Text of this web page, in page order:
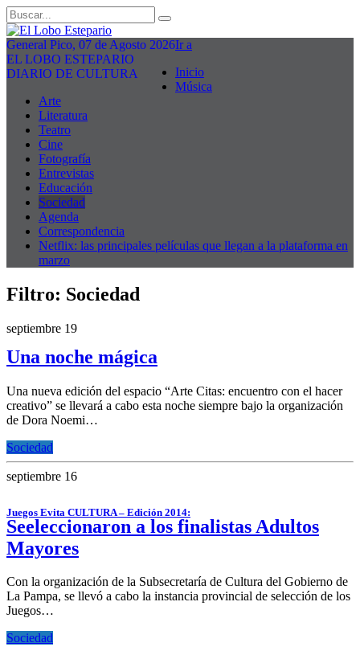
General Pico, 07 de Agosto 2026
EL LOBO ESTEPARIO
DIARIO DE CULTURA
Ir a
Inicio
Música
Arte
Literatura
Teatro
Cine
Fotografía
Entrevistas
Educación
Sociedad
Agenda
Correspondencia
Netflix: las principales películas que llegan a la plataforma en
marzo
Filtro: Sociedad
septiembre 19
Una noche mágica
Una nueva edición del espacio “Arte Citas: encuentro con el hacer
creativo” se llevará a cabo esta noche siempre bajo la organización
de Dora Noemi…
Sociedad
septiembre 16
Juegos Evita CULTURA – Edición 2014:
Seeleccionaron a los finalistas Adultos
Mayores
Con la organización de la Subsecretaría de Cultura del Gobierno de
La Pampa, se llevó a cabo la instancia provincial de selección de los
Juegos…
Sociedad